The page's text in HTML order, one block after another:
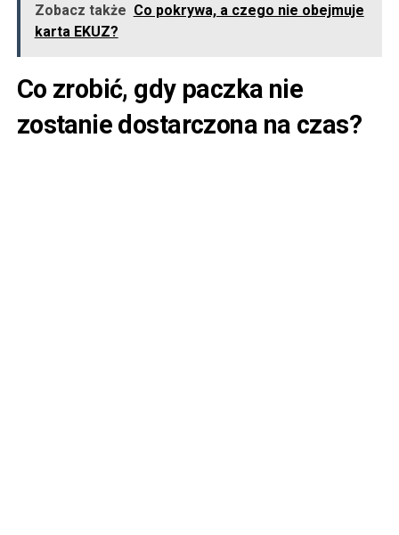
Zobacz także Co pokrywa, a czego nie obejmuje
karta EKUZ?
Co zrobić, gdy paczka nie
zostanie dostarczona na czas?